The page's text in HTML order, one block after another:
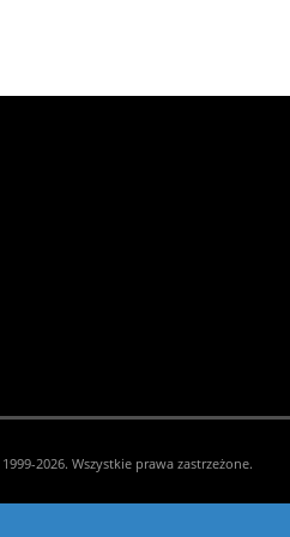
1999-2026. Wszystkie prawa zastrzeżone.